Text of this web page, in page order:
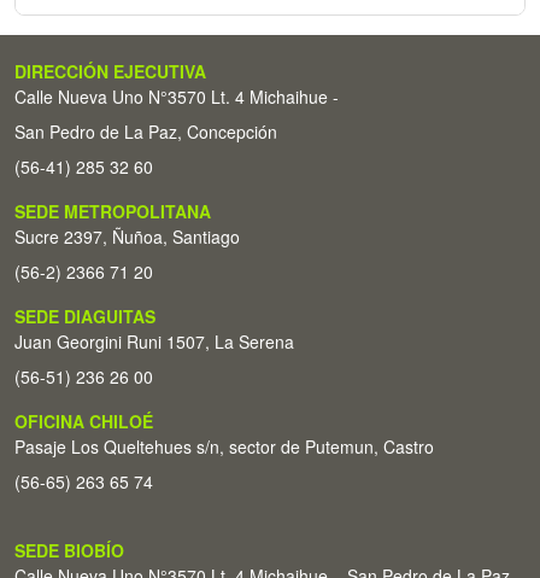
DIRECCIÓN EJECUTIVA
Calle Nueva Uno N°3570 Lt. 4 Michaihue -
San Pedro de La Paz, Concepción
(56-41) 285 32 60
SEDE METROPOLITANA
Sucre 2397, Ñuñoa, Santiago
(56-2) 2366 71 20
SEDE DIAGUITAS
Juan Georgini Runi 1507, La Serena
(56-51) 236 26 00
OFICINA CHILOÉ
Pasaje Los Queltehues s/n, sector de Putemun, Castro
(56-65) 263 65 74
SEDE BIOBÍO